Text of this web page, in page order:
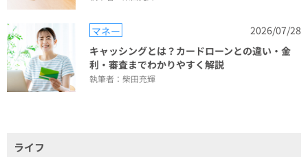
マネー
2026/07/28
キャッシングとは？カードローンとの違い・金
利・審査までわかりやすく解説
執筆者：柴田充輝
ライフ